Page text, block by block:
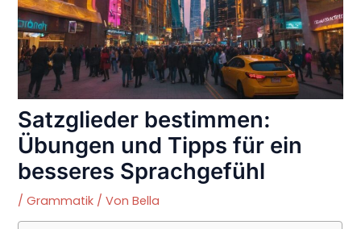
Satzglieder bestimmen:
Übungen und Tipps für ein
besseres Sprachgefühl
/Grammatik / VonBella